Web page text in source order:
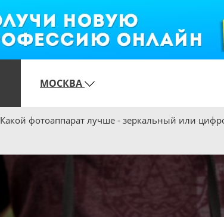
МОСКВА
Какой фотоаппарат лучше - зеркальный или